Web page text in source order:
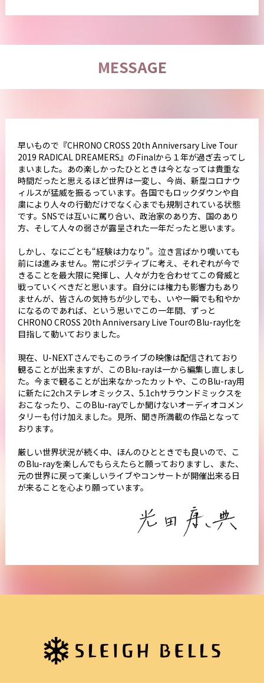
MESSAGE
早いもので『CHRONO CROSS 20th Anniversary Live Tour
2019 RADICAL DREAMERS』のFinalから１年が過ぎ去ってし
まいました。あの楽しかったひとときは今となっては貴重な
時間だったと思えるほど世界は一変し、今尚、新型コロナウ
ィルスが猛威を振るっています。各国でもロックダウンや自
粛により人々の行動だけでなく心までも規制されている状態
です。SNSでは互いに罵り合い、政治家のあり方、国のあり
方、そして人々の弱さが露呈された一年だったと思います。
しかし、なにごとも“経験は力なり”。泣き言ばかり嘆いても
前には進みません。常にポジティブに考え、それぞれが今で
きることを最大限に発揮し、人々が力を合わせてこの脅威と
戦っていくべきだと思います。自分には権力も影響力もあり
ませんが、皆さんの気持ちが少しでも、いや一瞬でも和やか
になるのであれば、という思いでこの一年間、ずっと
CHRONO CROSS 20th Anniversary Live TourのBlu-ray化を
目指して動いておりました。
現在、U-NEXTさんでもこのライブの映像は配信されており
観ることが出来ますが、このBlu-rayは一から編集し直しまし
た。今まで観ることが出来なかったカットや、このBlu-ray用
に新たに2chステレオミックス、5.1chサラウンドミックスを
おこなったり、このBlu-rayでしか聞けないオーディオコメン
タリーも付け加えました。見所、聞き所満載の作品となって
おります。
厳しい世界状況が続く中、ほんのひとときでも良いので、こ
のBlu-rayを楽しんでもらえたらと願っておりますし、また、
元の世界に戻って楽しいライブやコンサートが開催出来る日
が来ることを心より願っています。